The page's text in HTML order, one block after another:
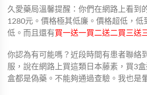
久愛藥局溫馨提醒：你們在網路上看到
1280元。價格極其低廉。價格超低，低
低。而且還有買一送一買二送二買三送
你認為有可能嗎？近段時間有患者聯絡
服，說在網路上買這類日本藤素，買3
盒都是偽藥。不能夠通過查驗。我也是